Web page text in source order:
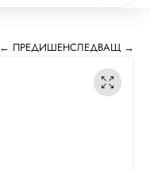
← ПРЕДИШЕНСЛЕДВАЩ →